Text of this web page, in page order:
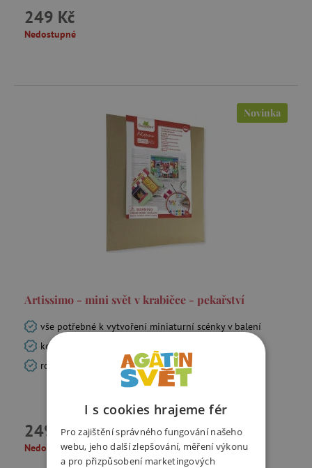
249 Kč
Nedostupné
Novinka
Artissimo - mini svět v krabičce - pekařství
vše potřebné k vytvoření miniaturní scénky v balení
kompaktní krabička ideální na cesty i jako dárek
rozvíjí kreativitu, fantazii i jemnou motoriku
249 Kč
Nedostupné
I s cookies hrajeme fér
Pro zajištění správného fungování našeho
webu, jeho další zlepšování, měření výkonu
a pro přizpůsobení marketingových